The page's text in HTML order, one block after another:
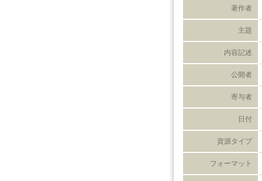
著作者
主題
内容記述
公開者
寄与者
日付
資源タイプ
フォーマット